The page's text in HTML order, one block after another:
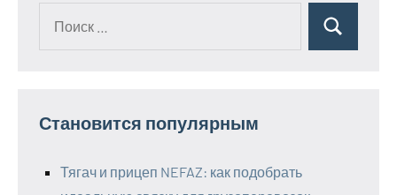
Поиск
Становится популярным
Тягач и прицеп NEFAZ: как подобрать